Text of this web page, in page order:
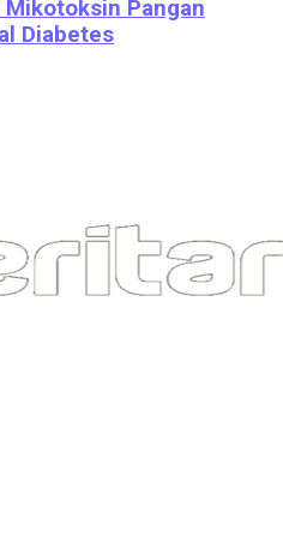
Mikotoksin Pangan
Diabetes